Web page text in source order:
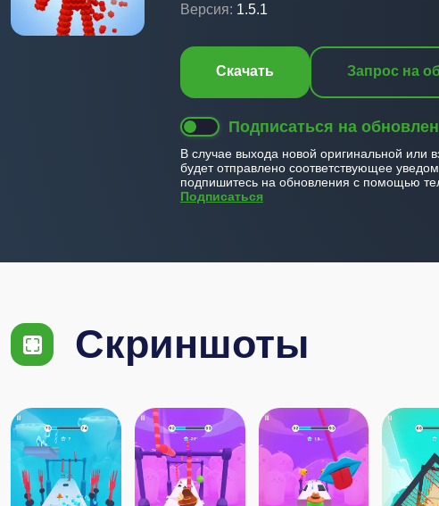
Версия: 1.5.1
Скачать Запрос на
Подписаться на
В случае выхода новой оригинальной или
будет отправлено соответствующее
подпишитесь на обновления с помощью
Подписаться
Скриншоты